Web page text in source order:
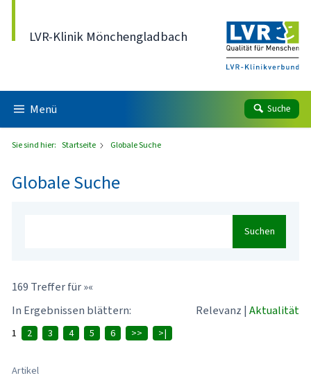
LVR-Klinik Mönchengladbach
Menü Suche
Sie sind hier: Startseite Globale Suche
Globale Suche
Suchen
169 Treffer für »«
In Ergebnissen blättern:
Relevanz | Aktualität
1 2 3 4 5 6 >> >|
Artikel